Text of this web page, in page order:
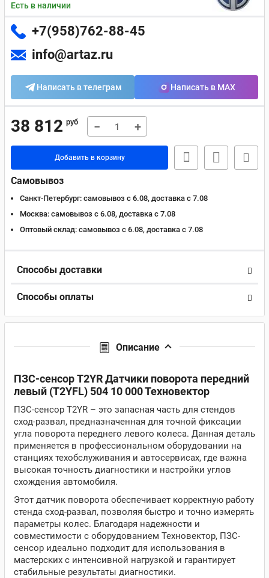
Есть в наличии
+7(958)762-88-45
info@artaz.ru
Написать в телеграм Написать в MAX
38 812 руб − +
Добавить в корзину
Самовывоз
Санкт-Петербург: самовывоз с 6.08, доставка c 7.08
Москва: самовывоз с 6.08, доставка c 7.08
Оптовый склад: самовывоз с 6.08, доставка c 7.08
Способы доставки
Способы оплаты
Описание
ПЗС-сенсор T2YR Датчики поворота передний
левый (T2YFL) 504 10 000 Техновектор
ПЗС-сенсор T2YR – это запасная часть для стендов
сход-развал, предназначенная для точной фиксации
угла поворота переднего левого колеса. Данная деталь
применяется в профессиональном оборудовании на
станциях техобслуживания и автосервисах, где важна
высокая точность диагностики и настройки углов
схождения автомобиля.
Этот датчик поворота обеспечивает корректную работу
стенда сход-развал, позволяя быстро и точно измерять
параметры колес. Благодаря надежности и
совместимости с оборудованием Техновектор, ПЗС-
сенсор идеально подходит для использования в
мастерских с интенсивной нагрузкой и гарантирует
стабильные результаты диагностики.